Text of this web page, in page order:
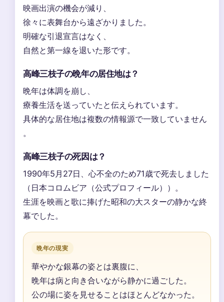
映画出演の機会が減り、
徐々に表舞台から遠ざかりました。
明確な引退宣言はなく、
自然と第一線を退いた形です。
高峰三枝子の晩年の居住地は？
晩年は体調を崩し、
療養生活を送っていたと伝えられています。
具体的な居住地は複数の情報源で一致していません
。
高峰三枝子の死因は？
1990年5月27日、心不全のため71歳で死去しました
（日本コロムビア（公式プロフィール））。
生涯を映画と歌に捧げた昭和の大スターの静かな終
幕でした。
晩年の現実
華やかな銀幕の姿とは裏腹に、
晩年は病と向き合いながら静かに過ごした。
公の場に姿を見せることはほとんどなかった。